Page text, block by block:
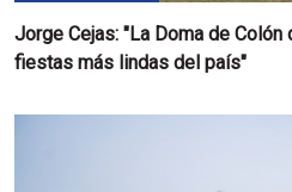
Jorge Cejas: "La Doma de
fiestas más lindas del país"